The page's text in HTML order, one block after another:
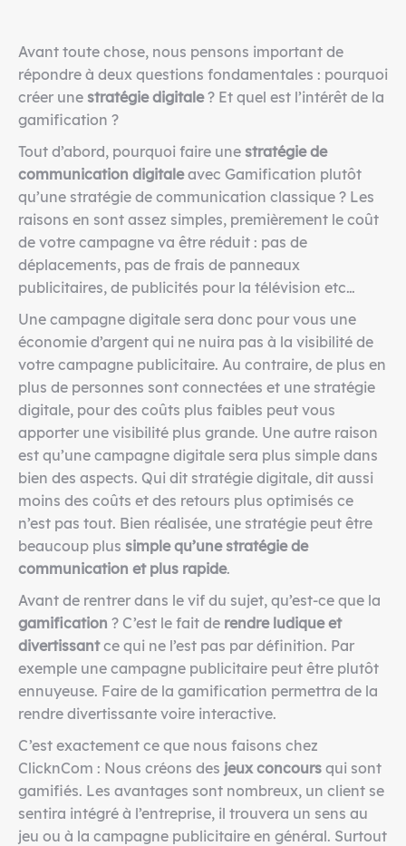
Avant toute chose, nous pensons important de
répondre à deux questions fondamentales : pourquoi
créer une stratégie digitale? Et quel est l’intérêt de la
gamification ?
Tout d’abord, pourquoi faire une stratégie de
communication digitaleavec Gamification plutôt
qu’une stratégie de communication classique ? Les
raisons en sont assez simples, premièrement le coût
de votre campagne va être réduit : pas de
déplacements, pas de frais de panneaux
publicitaires, de publicités pour la télévision etc…
Une campagne digitale sera donc pour vous une
économie d’argent qui ne nuira pas à la visibilité de
votre campagne publicitaire. Au contraire, de plus en
plus de personnes sont connectées et une stratégie
digitale, pour des coûts plus faibles peut vous
apporter une visibilité plus grande. Une autre raison
est qu’une campagne digitale sera plus simple dans
bien des aspects. Qui dit stratégie digitale, dit aussi
moins des coûts et des retours plus optimisés ce
n’est pas tout. Bien réalisée, une stratégie peut être
beaucoup plus simple qu’une stratégie de
communication et plus rapide.
Avant de rentrer dans le vif du sujet, qu’est-ce que la
gamification ? C’est le fait de rendre ludique et
divertissantce qui ne l’est pas par définition. Par
exemple une campagne publicitaire peut être plutôt
ennuyeuse. Faire de la gamification permettra de la
rendre divertissante voire interactive.
C’est exactement ce que nous faisons chez
ClicknCom : Nous créons des jeux concours qui sont
gamifiés. Les avantages sont nombreux, un client se
sentira intégré à l’entreprise, il trouvera un sens au
jeu ou à la campagne publicitaire en général. Surtout